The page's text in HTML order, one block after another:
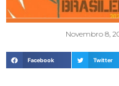
Novembro 8,
Facebook Twitter